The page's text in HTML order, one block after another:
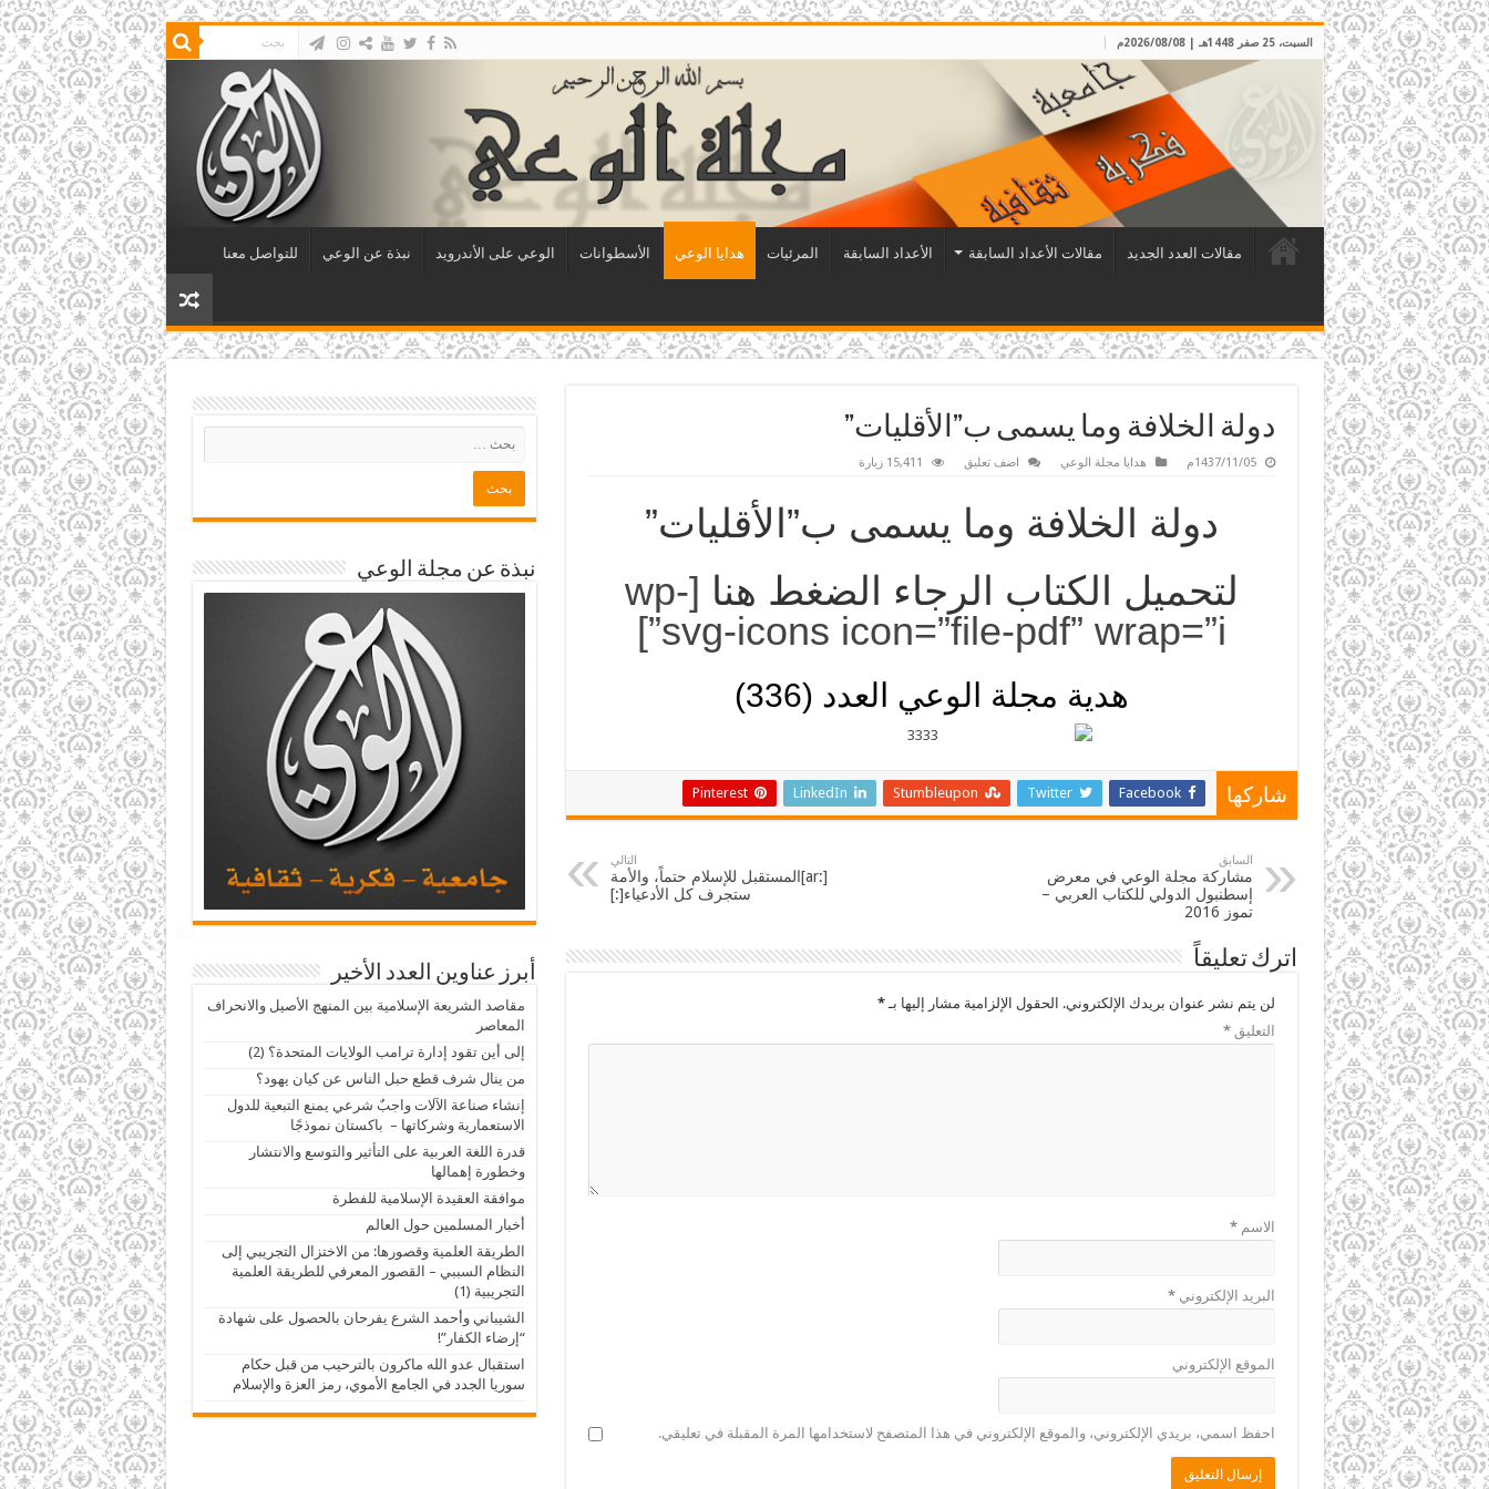
السبت، 25 صفر 1448هـ | 2026/08/08م
مقالات العدد الجديد مقالات الأعداد السابقة الأعداد السابقة المرئيات هدايا الوعي الأسطوانات الوعي على الأندرويد نبذة عن الوعي للتواصل معنا
دولة الخلافة وما يسمى ب”الأقليات”
1437/11/05م هدايا مجلة الوعي اضف تعليق 15,411 زيارة
دولة الخلافة وما يسمى ب”الأقليات”
لتحميل الكتاب الرجاء الضغط هنا [wp-
svg-icons icon=”file-pdf” wrap=”i”]
هدية مجلة الوعي العدد (336)
شاركها Facebook
Twitter
Stumbleupon
LinkedIn
Pinterest
السابق
مشاركة مجلة الوعي في معرض
إسطنبول الدولي للكتاب العربي –
تموز 2016
التالي
[:ar]المستقبل للإسلام حتماً، والأمة
ستجرف كل الأدعياء[:]
اترك تعليقاً
لن يتم نشر عنوان بريدك الإلكتروني. الحقول الإلزامية مشار إليها بـ*
التعليق*
الاسم*
البريد الإلكتروني*
الموقع الإلكتروني
احفظ اسمي، بريدي الإلكتروني، والموقع الإلكتروني في هذا المتصفح لاستخدامها المرة المقبلة في تعليقي.
نبذة عن مجلة الوعي
أبرز عناوين العدد الأخير
مقاصد الشريعة الإسلامية بين المنهج الأصيل والانحراف
المعاصر
إلى أين تقود إدارة ترامب الولايات المتحدة؟ (2)
من ينال شرف قطع حبل الناس عن كيان يهود؟
إنشاء صناعة الآلات واجبٌ شرعي يمنع التبعية للدول
الاستعمارية وشركاتها – باكستان نموذجًا
قدرة اللغة العربية على التأثير والتوسع والانتشار
وخطورة إهمالها
موافقة العقيدة الإسلامية للفطرة
أخبار المسلمين حول العالم
الطريقة العلمية وقصورها: من الاختزال التجريبي إلى
النظام السببي – القصور المعرفي للطريقة العلمية
التجريبية (1)
الشيباني وأحمد الشرع يفرحان بالحصول على شهادة
“إرضاء الكفار”!
استقبال عدو الله ماكرون بالترحيب من قبل حكام
سوريا الجدد في الجامع الأموي، رمز العزة والإسلام